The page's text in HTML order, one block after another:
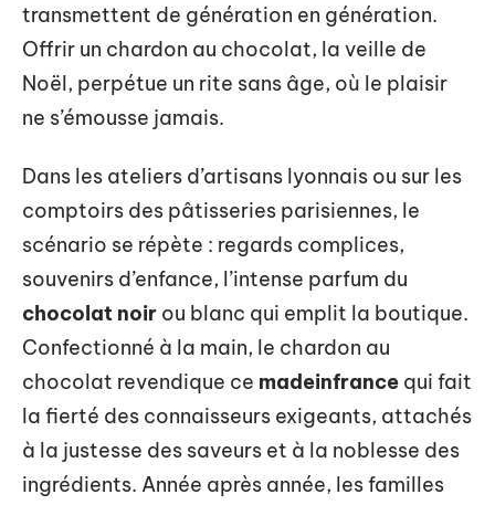
transmettent de génération en génération.
Offrir un chardon au chocolat, la veille de
Noël, perpétue un rite sans âge, où le plaisir
ne s’émousse jamais.
Dans les ateliers d’artisans lyonnais ou sur les
comptoirs des pâtisseries parisiennes, le
scénario se répète : regards complices,
souvenirs d’enfance, l’intense parfum du
chocolat noir ou blanc qui emplit la boutique.
Confectionné à la main, le chardon au
chocolat revendique ce madeinfrance qui fait
la fierté des connaisseurs exigeants, attachés
à la justesse des saveurs et à la noblesse des
ingrédients. Année après année, les familles